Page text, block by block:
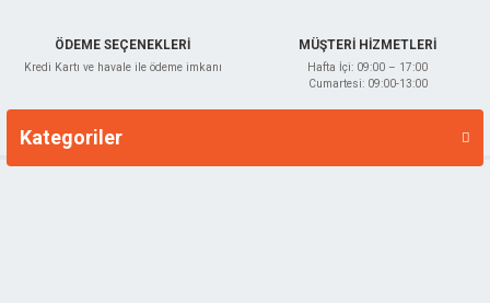
ÖDEME SEÇENEKLERİ
Kredi Kartı ve havale ile ödeme imkanı
MÜŞTERİ HİZMETLERİ
Hafta İçi: 09:00 – 17:00
Cumartesi: 09:00-13:00
Kategoriler
Markalar